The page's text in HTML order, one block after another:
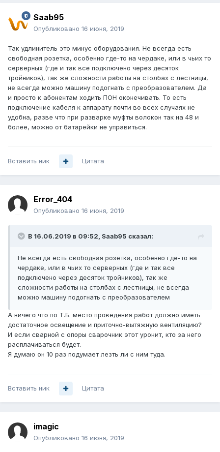
Saab95
Опубликовано 16 июня, 2019
Так удлинитель это минус оборудования. Не всегда есть
свободная розетка, особенно где-то на чердаке, или в чьих то
серверных (где и так все подключено через десяток
тройников), так же сложности работы на столбах с лестницы,
не всегда можно машину подогнать с преобразователем. Да
и просто к абонентам ходить ПОН оконечивать. То есть
подключение кабеля к аппарату почти во всех случаях не
удобна, разве что при разварке муфты волокон так на 48 и
более, можно от батарейки не управиться.
Вставить ник Цитата
Error_404
Опубликовано 16 июня, 2019
В 16.06.2019 в 09:52, Saab95 сказал:
Не всегда есть свободная розетка, особенно где-то на
чердаке, или в чьих то серверных (где и так все
подключено через десяток тройников), так же
сложности работы на столбах с лестницы, не всегда
можно машину подогнать с преобразователем
А ничего что по Т.Б. место проведения работ должно иметь
достаточное освещение и приточно-вытяжную вентиляцию?
И если сварной с опоры сварочник этот уронит, кто за него
расплачиваться будет.
Я думаю он 10 раз подумает лезть ли с ним туда.
Вставить ник Цитата
imagic
Опубликовано 16 июня, 2019